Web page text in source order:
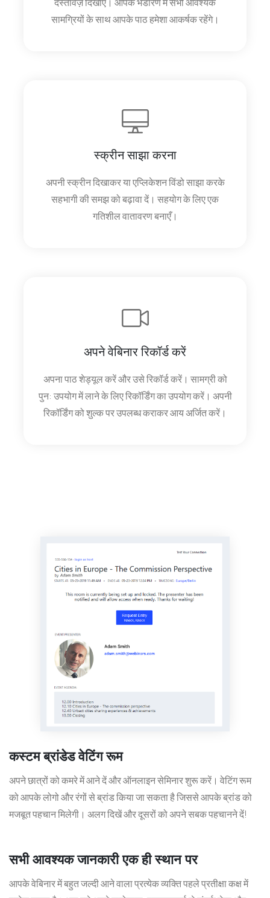
सामग्रियों के साथ आपके पाठ हमेशा आकर्षक रहेंगे।
स्क्रीन साझा करना
अपनी स्क्रीन दिखाकर या एप्लिकेशन विंडो साझा करके
सहभागी की समझ को बढ़ावा दें। सहयोग के लिए एक
गतिशील वातावरण बनाएँ।
अपने वेबिनार रिकॉर्ड करें
अपना पाठ शेड्यूल करें और उसे रिकॉर्ड करें। सामग्री को
पुन: उपयोग में लाने के लिए रिकॉर्डिंग का उपयोग करें। अपनी
रिकॉर्डिंग को शुल्क पर उपलब्ध कराकर आय अर्जित करें।
कस्टम ब्रांडेड वेटिंग रूम
अपने छात्रों को कमरे में आने दें और ऑनलाइन सेमिनार शुरू करें। वेटिंग रूम
को आपके लोगो और रंगों से ब्रांड किया जा सकता है जिससे आपके ब्रांड को
मजबूत पहचान मिलेगी। अलग दिखें और दूसरों को अपने सबक पहचानने दें!
सभी आवश्यक जानकारी एक ही स्थान पर
आपके वेबिनार में बहुत जल्दी आने वाला प्रत्येक व्यक्ति पहले प्रतीक्षा कक्ष में